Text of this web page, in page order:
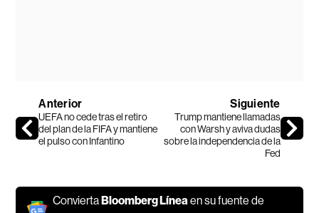
Anterior
UEFA no cede tras el retiro
del plan de la FIFA y mantiene
el pulso con Infantino
Siguiente
Trump mantiene llamadas
con Warsh y aviva dudas
sobre la independencia de la
Fed
ConviertaBloomberg Línea en su fuente de